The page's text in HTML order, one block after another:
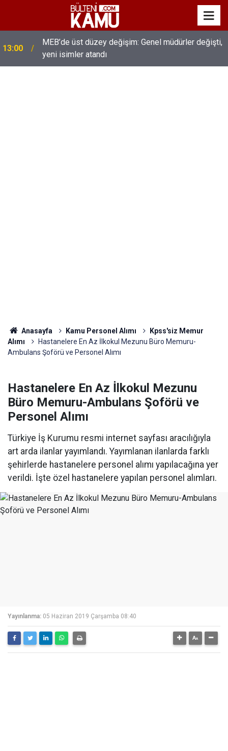
13:00
MEB’de üst düzey değişim: Genel müdürler değişti,
yeni isimler atandı
Anasayfa Kamu Personel Alımı
Kpss'siz Memur
Alımı
Hastanelere En Az İlkokul Mezunu Büro Memuru-
Ambulans Şoförü ve Personel Alımı
Hastanelere En Az İlkokul Mezunu
Büro Memuru-Ambulans Şoförü ve
Personel Alımı
Türkiye İş Kurumu resmi internet sayfası aracılığıyla
art arda ilanlar yayımlandı. Yayımlanan ilanlarda farklı
şehirlerde hastanelere personel alımı yapılacağına yer
verildi. İşte özel hastanelere yapılan personel alımları.
Yayınlanma: 05 Haziran 2019 Çarşamba 08:40